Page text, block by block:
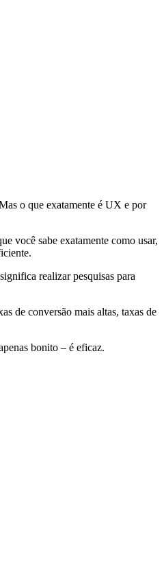
o que exatamente é UX e por
você sabe exatamente como usar,
realizar pesquisas para
de conversão mais altas, taxas de
bonito – é eficaz.